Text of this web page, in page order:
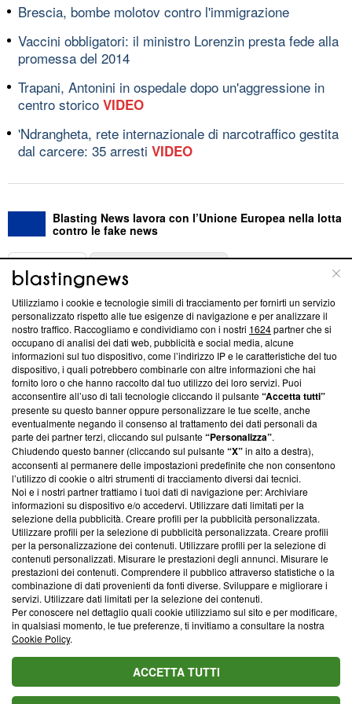
Brescia, bombe molotov contro l'immigrazione
Vaccini obbligatori: il ministro Lorenzin presta fede alla
promessa del 2014
Trapani, Antonini in ospedale dopo un'aggressione in
centro storico VIDEO
'Ndrangheta, rete internazionale di narcotraffico gestita
dal carcere: 35 arresti VIDEO
Blasting News lavora con l’Unione Europea nella lotta
contro le fake news
ABOUT
Questa sezione offre informazioni trasparenti su Blasting
News, sui nostri processi editoriali e su come ci impegniamo a
creare news di qualità. Inoltre, afferma la nostra aderenza a
‘Trust Project - News with Integrity’Blasting News non è
ancora membro del programma, ma ha richiesto di farne
parte; Trust Project non ha ancora effettuato una verifica di
conformità agli standard.
Su di noi
Team editoriale
Corporate
Redazione
Informativa Privacy
Cookie Policy
Blasting SA, IDI CHE-247.845.224, Via Carlo Frasca, 3 - 6900
Lugano (Svizzera) Tel:+39 0690258937
© 2026 Blasting News
Utilizziamo i cookie e tecnologie simili di tracciamento per fornirti un servizio
personalizzato rispetto alle tue esigenze di navigazione e per analizzare il
nostro traffico. Raccogliamo e condividiamo con i nostri 1624partner che si
occupano di analisi dei dati web, pubblicità e social media, alcune
informazioni sul tuo dispositivo, come l’indirizzo IP e le caratteristiche del tuo
dispositivo, i quali potrebbero combinarle con altre informazioni che hai
fornito loro o che hanno raccolto dal tuo utilizzo dei loro servizi. Puoi
acconsentire all’uso di tali tecnologie cliccando il pulsante“Accetta tutti”
presente su questo banner oppure personalizzare le tue scelte, anche
eventualmente negando il consenso al trattamento dei dati personali da
parte dei partner terzi, cliccando sul pulsante“Personalizza”.
Chiudendo questo banner (cliccando sul pulsante“X”in alto a destra),
acconsenti al permanere delle impostazioni predefinite che non consentono
l’utilizzo di cookie o altri strumenti di tracciamento diversi dai tecnici.
Noi e i nostri partner trattiamo i tuoi dati di navigazione per: Archiviare
informazioni su dispositivo e/o accedervi. Utilizzare dati limitati per la
selezione della pubblicità. Creare profili per la pubblicità personalizzata.
Utilizzare profili per la selezione di pubblicità personalizzata. Creare profili
per la personalizzazione dei contenuti. Utilizzare profili per la selezione di
contenuti personalizzati. Misurare le prestazioni degli annunci. Misurare le
prestazioni dei contenuti. Comprendere il pubblico attraverso statistiche o la
combinazione di dati provenienti da fonti diverse. Sviluppare e migliorare i
servizi. Utilizzare dati limitati per la selezione dei contenuti.
Per conoscere nel dettaglio quali cookie utilizziamo sul sito e per modificare,
in qualsiasi momento, le tue preferenze, ti invitiamo a consultare la nostra
Cookie Policy.
ACCETTA TUTTI